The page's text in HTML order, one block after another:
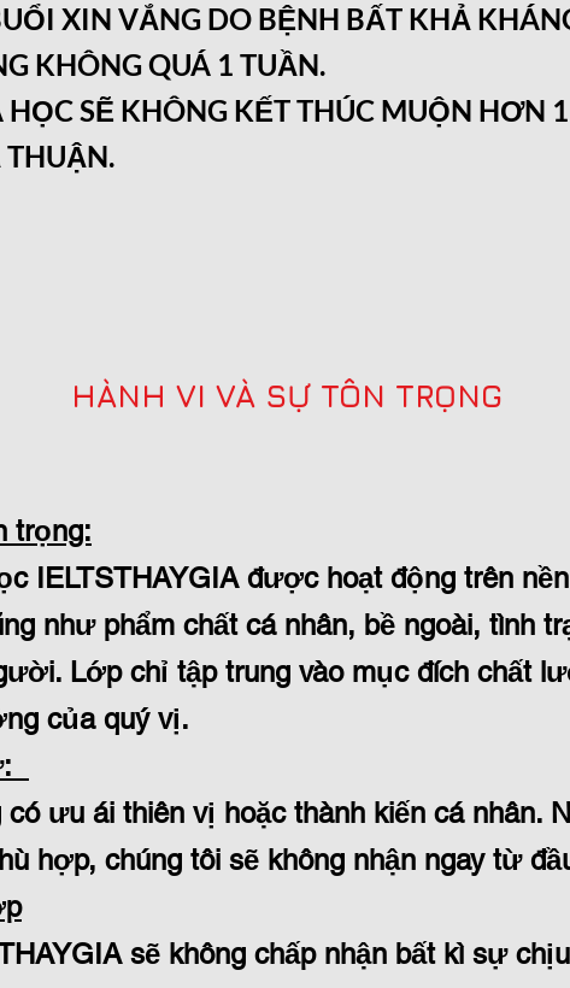
XIN VẮNG DO BỆNH BẤT KHẢ
KHÔNG QUÁ 1 TUẦN.
HỌC SẼ KHÔNG KẾT THÚC MUỘN HƠN
HÀNH VI VÀ SỰ TÔN TRỌNG
trọng:
IELTSTHAYGIA được hoạt động trên
như phẩm chất cá nhân, bề ngoài, tình
Lớp chỉ tập trung vào mục đích chất
của quý vị.
có ưu ái thiên vị hoặc thành kiến cá nhân.
hợp, chúng tôi sẽ không nhận ngay từ
sẽ không chấp nhận bất kì sự